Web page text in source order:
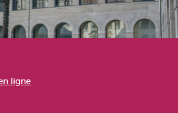
ligne